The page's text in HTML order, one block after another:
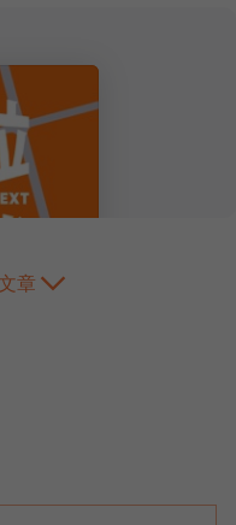
章